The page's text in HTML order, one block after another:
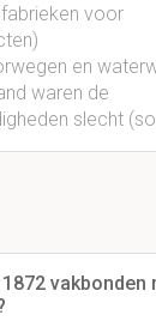
voor
en
waren de
slecht
vakbonden